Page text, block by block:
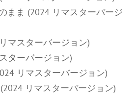
まま (2024 リマスターバージ
マスターバージョン)
ターバージョン)
リマスターバージョン)
リマスターバージョン)